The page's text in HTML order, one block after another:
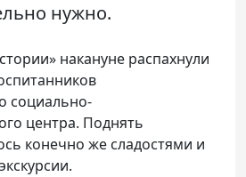
нужно.
накануне распахнули
социально-
центра. Поднять
конечно же сладостями и